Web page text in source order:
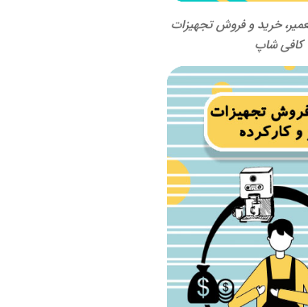
خرید و فروش تجهیزات
کافی شاپ